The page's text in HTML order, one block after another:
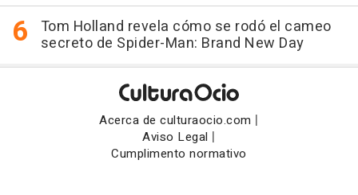
Tom Holland revela cómo se rodó el cameo
secreto de Spider-Man: Brand New Day
Acerca de culturaocio.com |
Aviso Legal |
Cumplimento normativo